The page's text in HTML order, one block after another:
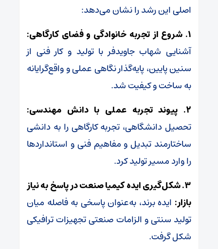
اصلی این رشد را نشان می‌دهد:
۱. شروع از تجربه خانوادگی و فضای کارگاهی:
آشنایی شهاب جاویدفر با تولید و کار فنی از
سنین پایین، پایه‌گذار نگاهی عملی و واقع‌گرایانه
به ساخت و کیفیت شد.
۲. پیوند تجربه عملی با دانش مهندسی:
تحصیل دانشگاهی، تجربه کارگاهی را به دانشی
ساختارمند تبدیل و مفاهیم فنی و استاندارد‌ها
را وارد مسیر تولید کرد.
۳. شکل‌گیری ایده کیمیا صنعت در پاسخ به نیاز
بازار: ایده برند، به‌عنوان پاسخی به فاصله میان
تولید سنتی و الزامات صنعتی تجهیزات ترافیکی
شکل گرفت.